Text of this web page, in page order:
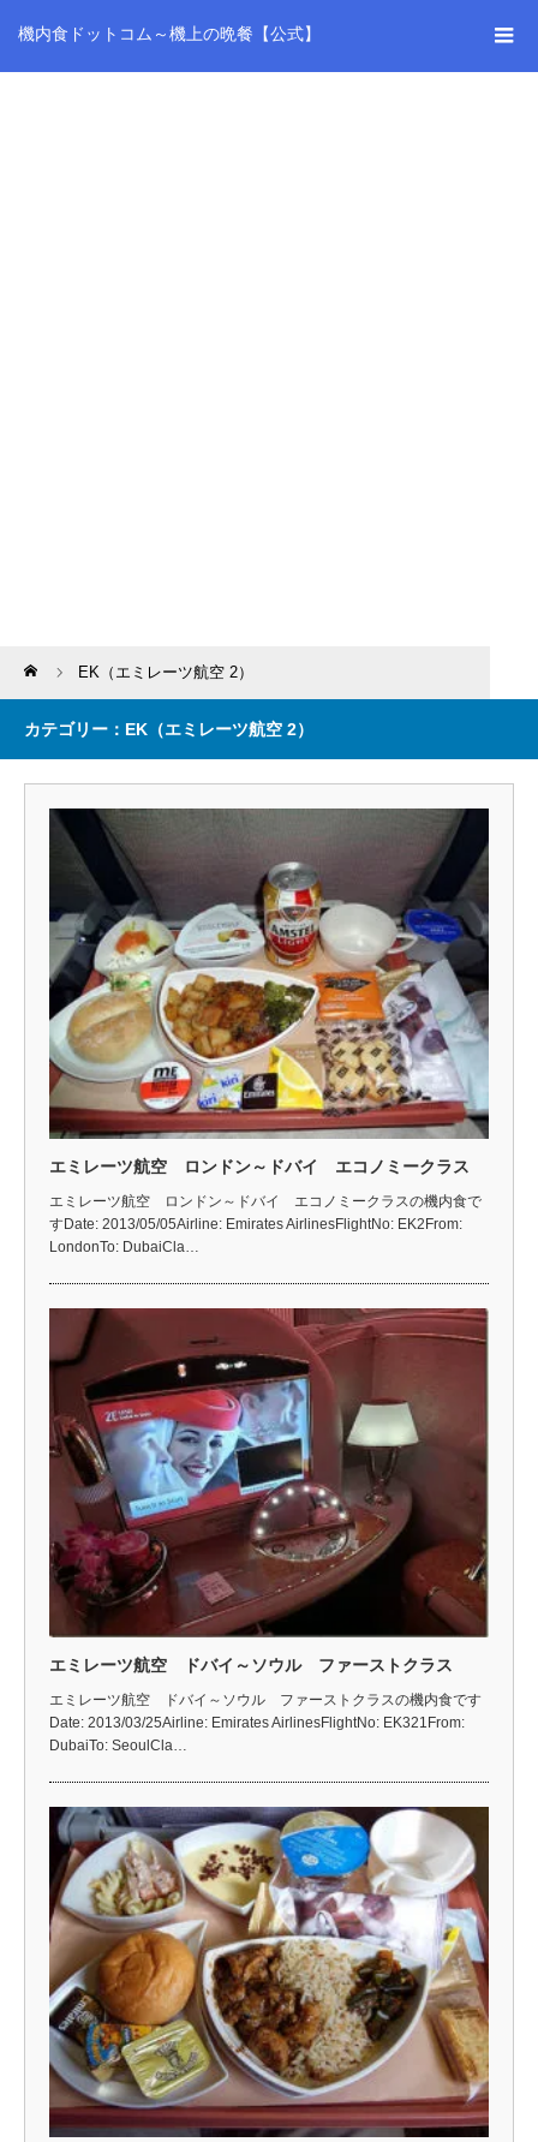
機内食ドットコム～機上の晩餐【公式】
Home EK（エミレーツ航空 2）
カテゴリー：EK（エミレーツ航空 2）
エミレーツ航空 ロンドン～ドバイ エコノミークラス
エミレーツ航空 ロンドン～ドバイ エコノミークラスの機内食で
すDate: 2013/05/05Airline: Emirates AirlinesFlightNo: EK2From:
LondonTo: DubaiCla…
エミレーツ航空 ドバイ～ソウル ファーストクラス
エミレーツ航空 ドバイ～ソウル ファーストクラスの機内食です
Date: 2013/03/25Airline: Emirates AirlinesFlightNo: EK321From:
DubaiTo: SeoulCla…